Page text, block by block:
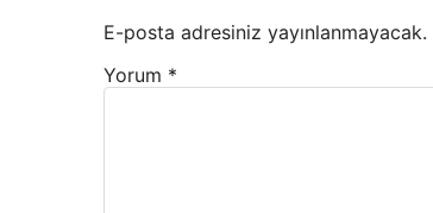
E-posta adresiniz yayınlanmayacak.
Yorum *